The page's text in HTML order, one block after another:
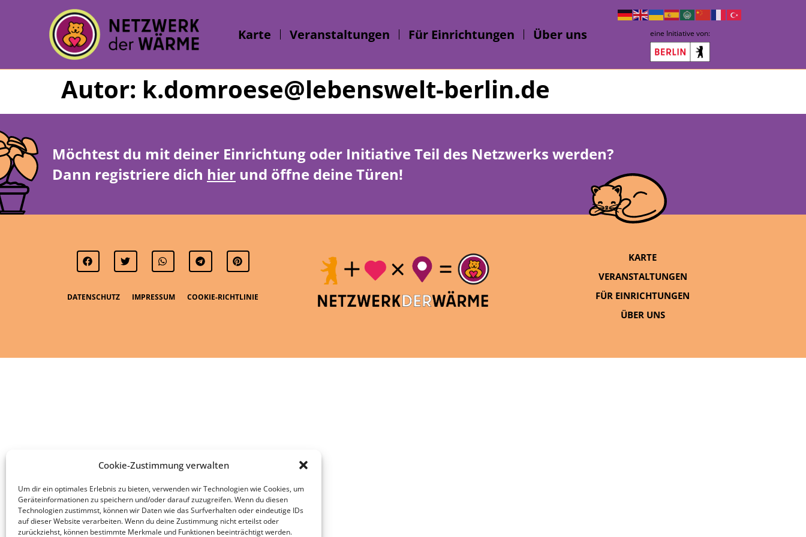
Cookie-Zustimmung verwalten
Um dir ein optimales Erlebnis zu bieten, verwenden wir Technologien wie Cookies, um
Geräteinformationen zu speichern und/oder darauf zuzugreifen. Wenn du diesen
Technologien zustimmst, können wir Daten wie das Surfverhalten oder eindeutige IDs
auf dieser Website verarbeiten. Wenn du deine Zustimmung nicht erteilst oder
zurückziehst, können bestimmte Merkmale und Funktionen beeinträchtigt werden.
Karte Veranstaltungen Für Einrichtungen Über uns eine Initiative von:
Autor: k.domroese@lebenswelt-berlin.de
Möchtest du mit deiner Einrichtung oder Initiative Teil des Netzwerks werden?
Dann registriere dich hier und öffne deine Türen!
DATENSCHUTZ IMPRESSUM COOKIE-RICHTLINIE
KARTE
VERANSTALTUNGEN
FÜR EINRICHTUNGEN
ÜBER UNS